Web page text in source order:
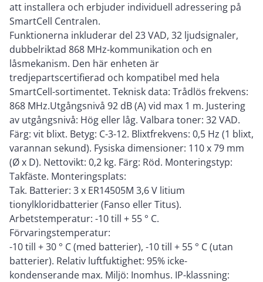
att installera och erbjuder individuell adressering på
SmartCell Centralen.
Funktionerna inkluderar del 23 VAD, 32 ljudsignaler,
dubbelriktad 868 MHz-kommunikation och en
låsmekanism. Den här enheten är
tredjepartscertifierad och kompatibel med hela
SmartCell-sortimentet. Teknisk data: Trådlös frekvens:
868 MHz.Utgångsnivå 92 dB (A) vid max 1 m. Justering
av utgångsnivå: Hög eller låg. Valbara toner: 32 VAD.
Färg: vit blixt. Betyg: C-3-12. Blixtfrekvens: 0,5 Hz (1 blixt,
varannan sekund). Fysiska dimensioner: 110 x 79 mm
(Ø x D). Nettovikt: 0,2 kg. Färg: Röd. Monteringstyp:
Takfäste. Monteringsplats:
Tak. Batterier: 3 x ER14505M 3,6 V litium
tionylkloridbatterier (Fanso eller Titus).
Arbetstemperatur: -10 till + 55 ° C.
Förvaringstemperatur:
-10 till + 30 ° C (med batterier), -10 till + 55 ° C (utan
batterier). Relativ luftfuktighet: 95% icke-
kondenserande max. Miljö: Inomhus. IP-klassning: